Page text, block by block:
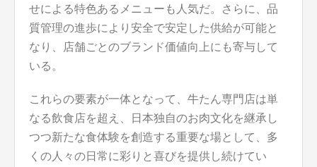
せによる特色あるメニューも人気だ。さらに、品
質管理の進歩により安全で安定した供給が可能と
なり、店舗ごとのブランド価値向上にも寄与して
いる。
これらの要素が一体となって、牛たん専門店は単
なる飲食店を超え、日本独自のお肉文化を継承し
つつ新たな食体験を創造する重要な場として、多
くの人々の日常に彩りと喜びを提供し続けてい